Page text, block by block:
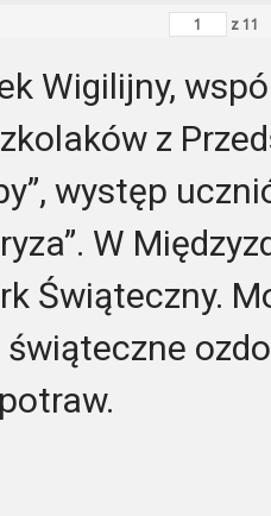
z 11
Wigilijny,
z
występ
W
Świąteczny.